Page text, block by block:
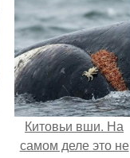
Китовьи вши. На
самом деле это не